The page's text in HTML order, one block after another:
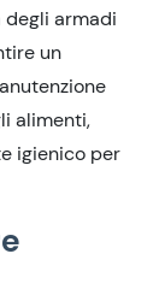
degli armadi
un
alimenti,
igienico per